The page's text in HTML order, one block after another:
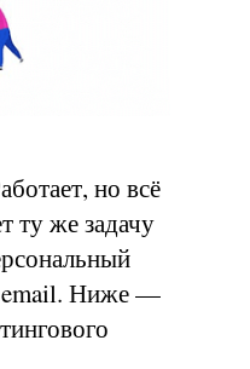
но всё
ту же задачу
email. Ниже —